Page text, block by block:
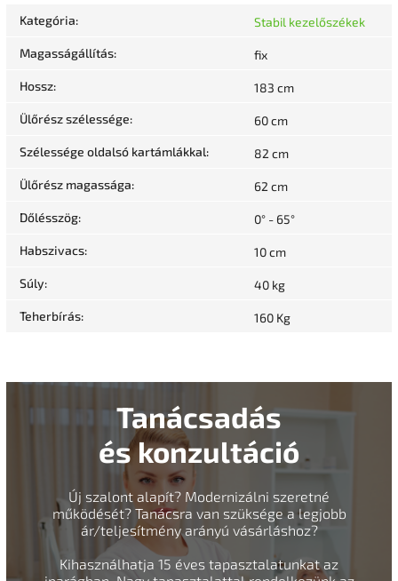
Kategória: Stabil kezelőszékek
Magasságállítás: fix
Hossz: 183 cm
Ülőrész szélessége: 60 cm
Szélessége oldalsó kartámlákkal: 82 cm
Ülőrész magassága: 62 cm
Dőlésszög: 0° - 65°
Habszivacs: 10 cm
Súly: 40 kg
Teherbírás: 160 Kg
Tanácsadás
és konzultáció
Új szalont alapít? Modernizálni szeretné
működését? Tanácsra van szüksége a legjobb
ár/teljesítmény arányú vásárláshoz?
Kihasználhatja 15 éves tapasztalatunkat az